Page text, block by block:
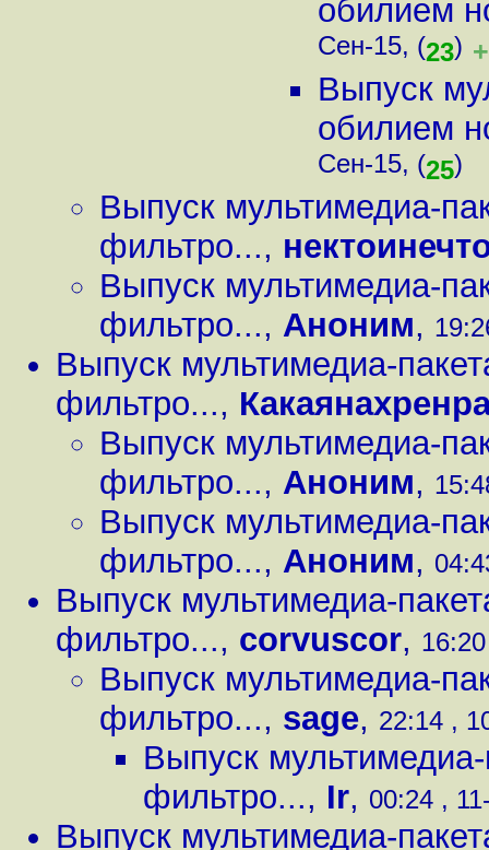
обилием
Сен-15, (23)
Выпуск
обилием
Сен-15, (25)
Выпуск мультимедиа-
фильтро...,
Выпуск мультимедиа-
фильтро..., Аноним,
Выпуск мультимедиа-
фильтро...,
Выпуск мультимедиа-
фильтро..., Аноним,
Выпуск мультимедиа-
фильтро..., Аноним,
Выпуск мультимедиа-
фильтро..., corvuscor,
Выпуск мультимедиа-
фильтро..., sage, 22:14 ,
Выпуск
фильтро..., Ir, 00:24 ,
Выпуск мультимедиа-